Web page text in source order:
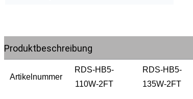
Produktbeschreibung
Artikelnummer
RDS-HB5-
110W-2FT
RDS-HB5-
135W-2FT